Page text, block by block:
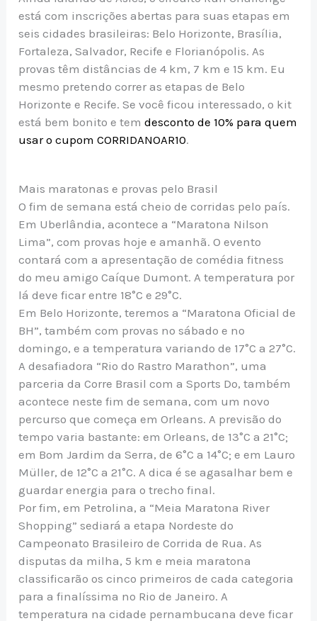
está com inscrições abertas para suas etapas em
seis cidades brasileiras: Belo Horizonte, Brasília,
Fortaleza, Salvador, Recife e Florianópolis. As
provas têm distâncias de 4 km, 7 km e 15 km. Eu
mesmo pretendo correr as etapas de Belo
Horizonte e Recife. Se você ficou interessado, o kit
está bem bonito e temdesconto de 10% para quem
usar o cupom CORRIDANOAR10.
Mais maratonas e provas pelo Brasil
O fim de semana está cheio de corridas pelo país.
Em Uberlândia, acontece a “Maratona Nilson
Lima”, com provas hoje e amanhã. O evento
contará com a apresentação de comédia fitness
do meu amigo Caíque Dumont. A temperatura por
lá deve ficar entre 18°C e 29°C.
Em Belo Horizonte, teremos a “Maratona Oficial de
BH”, também com provas no sábado e no
domingo, e a temperatura variando de 17°C a 27°C.
A desafiadora “Rio do Rastro Marathon”, uma
parceria da Corre Brasil com a Sports Do, também
acontece neste fim de semana, com um novo
percurso que começa em Orleans. A previsão do
tempo varia bastante: em Orleans, de 13°C a 21°C;
em Bom Jardim da Serra, de 6°C a 14°C; e em Lauro
Müller, de 12°C a 21°C. A dica é se agasalhar bem e
guardar energia para o trecho final.
Por fim, em Petrolina, a “Meia Maratona River
Shopping” sediará a etapa Nordeste do
Campeonato Brasileiro de Corrida de Rua. As
disputas da milha, 5 km e meia maratona
classificarão os cinco primeiros de cada categoria
para a finalíssima no Rio de Janeiro. A
temperatura na cidade pernambucana deve ficar